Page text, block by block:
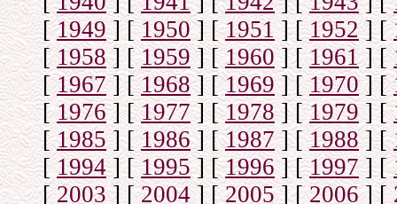
[1949] [1950] [1951 ] [1952] [
[1958] [1959] [1960] [1961] [
[1967] [1968] [1969] [1970] [
[1976] [1977] [1978] [1979] [
[1985] [1986] [1987] [1988] [
[1994] [1995] [1996] [1997] [
[2003] [2004] [2005] [2006] [